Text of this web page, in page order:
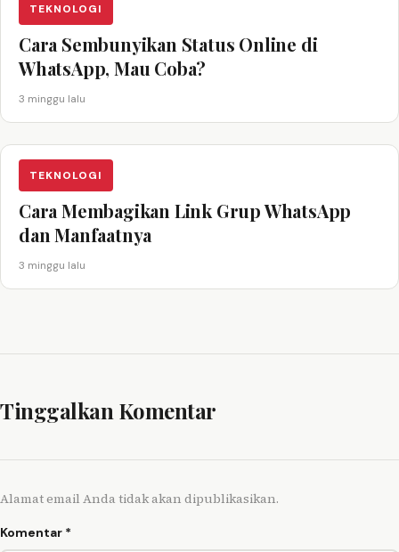
TEKNOLOGI
Cara Sembunyikan Status Online di
WhatsApp, Mau Coba?
3 minggu lalu
TEKNOLOGI
Cara Membagikan Link Grup WhatsApp
dan Manfaatnya
3 minggu lalu
Tinggalkan Komentar
Alamat email Anda tidak akan dipublikasikan.
Komentar *